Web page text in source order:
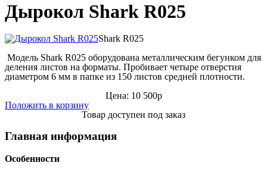
Дырокол Shark R025
Shark R025
Модель Shark R025 оборудована металлическим бегунком для
деления листов на форматы. Пробивает четыре отверстия
диаметром 6 мм в папке из 150 листов средней плотности.
Цена: 10 500р
Положить в корзину
Товар доступен под заказ
Главная информация
Особенности